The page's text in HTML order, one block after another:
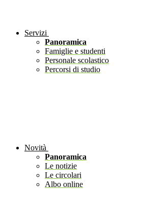
Servizi
Panoramica
Famiglie e studenti
Personale scolastico
Percorsi di studio
Novità
Panoramica
Le notizie
Le circolari
Albo online